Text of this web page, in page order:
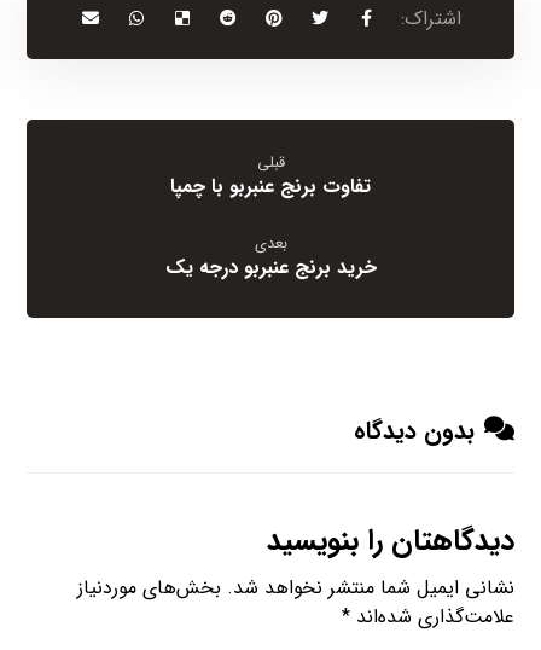
قبلی
تفاوت برنج عنبربو با چمپا
بعدی
خرید برنج عنبربو درجه یک
بدون دیدگاه
دیدگاهتان را بنویسید
نشانی ایمیل شما منتشر نخواهد شد. بخش‌های موردنیاز
علامت‌گذاری شده‌اند*